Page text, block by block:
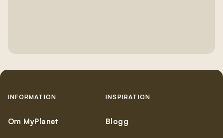
INFORMATION
Om MyPlanet
INSPIRATION
Blogg